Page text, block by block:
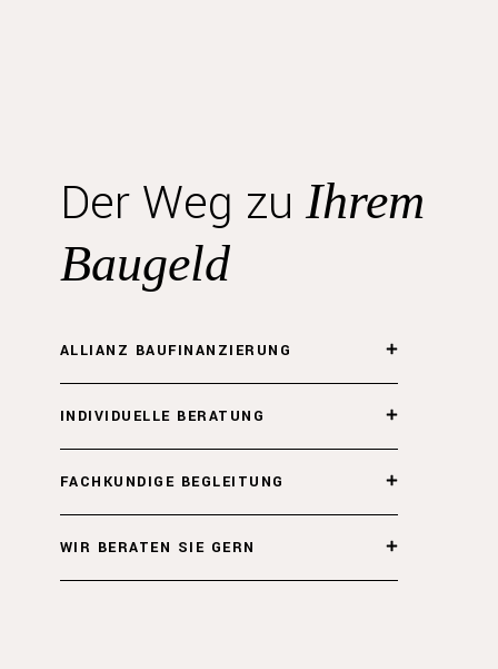
Der Weg zuIhrem
Baugeld
ALLIANZ BAUFINANZIERUNG
INDIVIDUELLE BERATUNG
FACHKUNDIGE BEGLEITUNG
WIR BERATEN SIE GERN